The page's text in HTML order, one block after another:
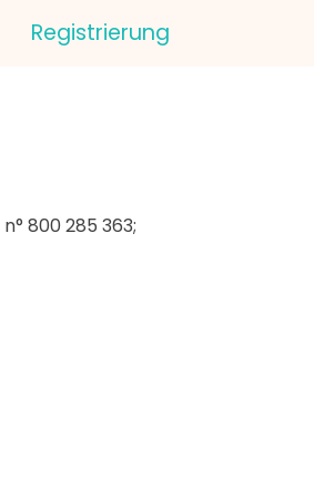
Registrierung
800 285 363;